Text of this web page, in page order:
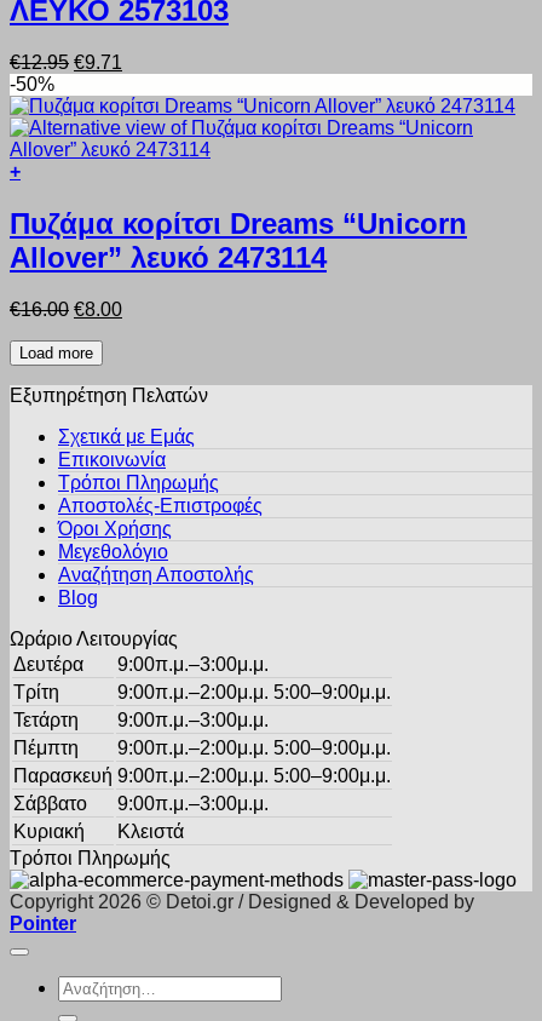
έχει
πολλαπλές
παραλλαγές.
Οι
επιλογές
μπορούν
να
επιλεγούν
στη
του
προϊόντος
ΛΕΥΚΟ 2573103
€12.95 Original
was:
€12.95.
€9.71
τιμή
είναι:
€9.71.
-50%
+
το
προϊόν
έχει
πολλαπλές
παραλλαγές.
Οι
επιλογές
μπορούν
να
επιλεγούν
σελίδα
προϊόντος
Πυζάμα κορίτσι Dreams “Unicorn
Allover” λευκό 2473114
€16.00 Original
was:
€8.00Η
€8.00.
Load more
Εξυπηρέτηση Πελατών
Σχετικά με Εμάς
Επικοινωνία
Τρόποι Πληρωμής
Αποστολές-Επιστροφές
Όροι Χρήσης
Μεγεθολόγιο
Αναζήτηση Αποστολής
Blog
Ωράριο Λειτουργίας
Δευτέρα
9:00π.μ.–3:00μ.μ.
Τρίτη
9:00π.μ.–2:00μ.μ. 5:00–9:00μ.μ.
Τετάρτη
9:00π.μ.–3:00μ.μ.
Πέμπτη
9:00π.μ.–2:00μ.μ. 5:00–9:00μ.μ.
Παρασκευή 9:00π.μ.–2:00μ.μ. 5:00–9:00μ.μ.
Σάββατο
9:00π.μ.–3:00μ.μ.
Κυριακή
Κλειστά
Τρόποι Πληρωμής
Copyright 2026 © Detoi.gr / Designed & Developed by
Pointer
Αναζήτηση
για: